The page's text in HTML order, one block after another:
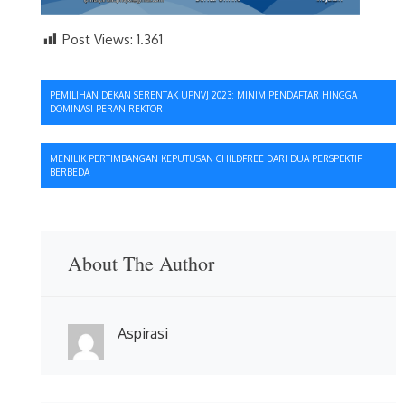
Post Views: 1.361
Navigasi
pos
PEMILIHAN DEKAN SERENTAK UPNVJ 2023: MINIM PENDAFTAR HINGGA
DOMINASI PERAN REKTOR
MENILIK PERTIMBANGAN KEPUTUSAN CHILDFREE DARI DUA PERSPEKTIF
BERBEDA
About The Author
Aspirasi